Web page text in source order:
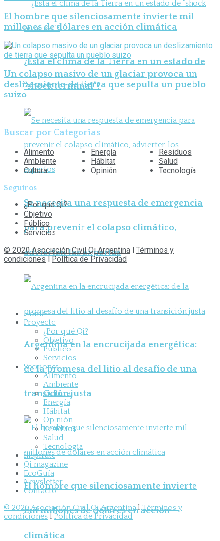
¿Está el clima de la Tierra en un estado de
“shock terminal”?
Se necesita una respuesta de emergencia
para prevenir el colapso climático,
advierten los expertos
Argentina en la encrucijada energética:
de la promesa del litio al desafío de una
transición justa
El hombre que silenciosamente invierte
mil millones de dólares en acción
climática
El hombre que silenciosamente invierte mil
millones de dólares en acción climática
Un colapso masivo de un glaciar provoca un
deslizamiento de tierra que sepulta un pueblo
suizo
Buscar por Categorías
Alimento
Ambiente
Cultura
Energía
Hábitat
Opinión
Residuos
Salud
Tecnología
Seguinos
¿Por qué Qi?
Objetivo
Público
Servicios
© 2020 Asociación Civil Qi Argentina
Términos y
condiciones
Política de Privacidad
Home
Proyecto
¿Por qué Qi?
Objetivo
Público
Servicios
Secciones
Alimento
Ambiente
Cultura
Energía
Hábitat
Opinión
Residuos
Salud
Tecnología
Inspirate
Qi magazine
EcoGuía
Newsletter
Contacto
© 2020 Asociación Civil Qi ArgentinalTérminos y
condicioneslPolítica de Privacidad